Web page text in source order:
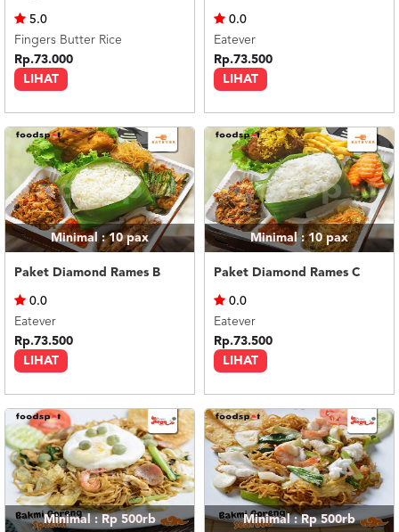
LIHAT
5.0
Fingers Butter Rice
Rp.73.000
LIHAT
0.0
Eatever
Rp.73.500
Minimal : 10pax
Paket Diamond Rames B
LIHAT
0.0
Eatever
Rp.73.500
Minimal : 10pax
Paket Diamond Rames C
LIHAT
0.0
Eatever
Rp.73.500
Minimal : Rp 500rb Minimal : Rp 500rb